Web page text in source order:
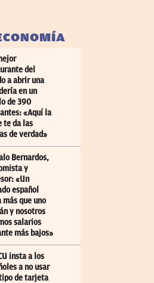
del
a abrir una
en un
de 390
«Aquí la
te da las
de verdad»
Bernardos,
y
«Un
español
más que uno
y nosotros
salarios
más bajos»
insta a los
a no usar
de tarjeta